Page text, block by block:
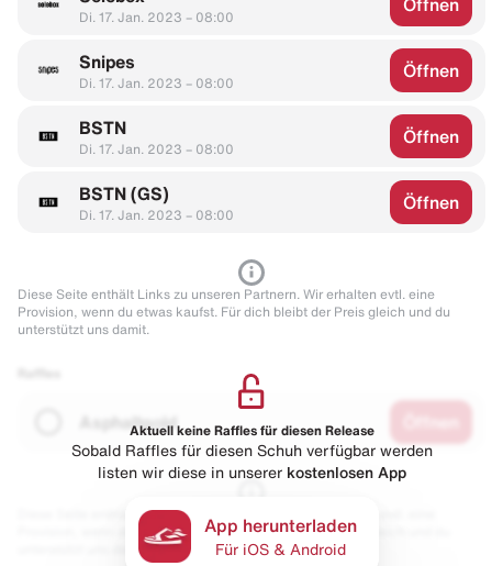
Di. 17. Jan. 2023 – 08:00
Öffnen
Snipes
Di. 17. Jan. 2023 – 08:00
Öffnen
BSTN
Di. 17. Jan. 2023 – 08:00
Öffnen
BSTN (GS)
Di. 17. Jan. 2023 – 08:00
Öffnen
Diese Seite enthält Links zu unseren Partnern. Wir erhalten evtl. eine
Provision, wenn du etwas kaufst. Für dich bleibt der Preis gleich und du
unterstützt uns damit.
Asphaltgold
Diese Seite enthält Links zu unseren Partnern. Wir erhalten evtl. eine
Provision, wenn du etwas kaufst. Für dich bleibt der Preis gleich und du
unterstützt uns damit.
Aktuell keine Raffles für diesen Release
Sobald Raffles für diesen Schuh verfügbar werden
listen wir diese in unserer kostenlosen App
App herunterladen
Für iOS & Android